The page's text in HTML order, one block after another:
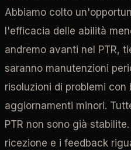
Abbiamo colto
l'efficacia delle abilità
andremo avanti nel PTR,
saranno manutenzioni
risoluzioni di problemi
aggiornamenti minori.
PTR non sono già
ricezione e i feedback